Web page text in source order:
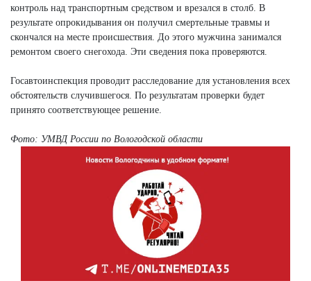
контроль над транспортным средством и врезался в столб. В
результате опрокидывания он получил смертельные травмы и
скончался на месте происшествия. До этого мужчина занимался
ремонтом своего снегохода. Эти сведения пока проверяются.
Госавтоинспекция проводит расследование для установления всех
обстоятельств случившегося. По результатам проверки будет
принято соответствующее решение.
Фото: УМВД России по Вологодской области